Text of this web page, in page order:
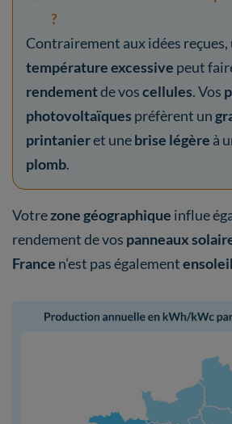
?
Contrairement aux idées reçues,
température excessive peut
rendementde voscellules. Vos
photovoltaïques préfèrent un
printanieret unebrise légère à
plomb.
Votrezone géographique influe
rendement de vos panneaux
France n’est pas également